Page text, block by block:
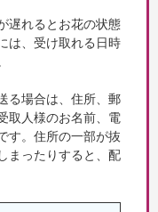
遅れるとお花の状態
は、受け取れる日時
る場合は、住所、郵
取人様のお名前、電
す。住所の一部が抜
まったりすると、配